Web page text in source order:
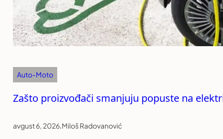
Auto-Moto
Zašto proizvođači smanjuju popuste na
avgust 6, 2026.Miloš Radovanović